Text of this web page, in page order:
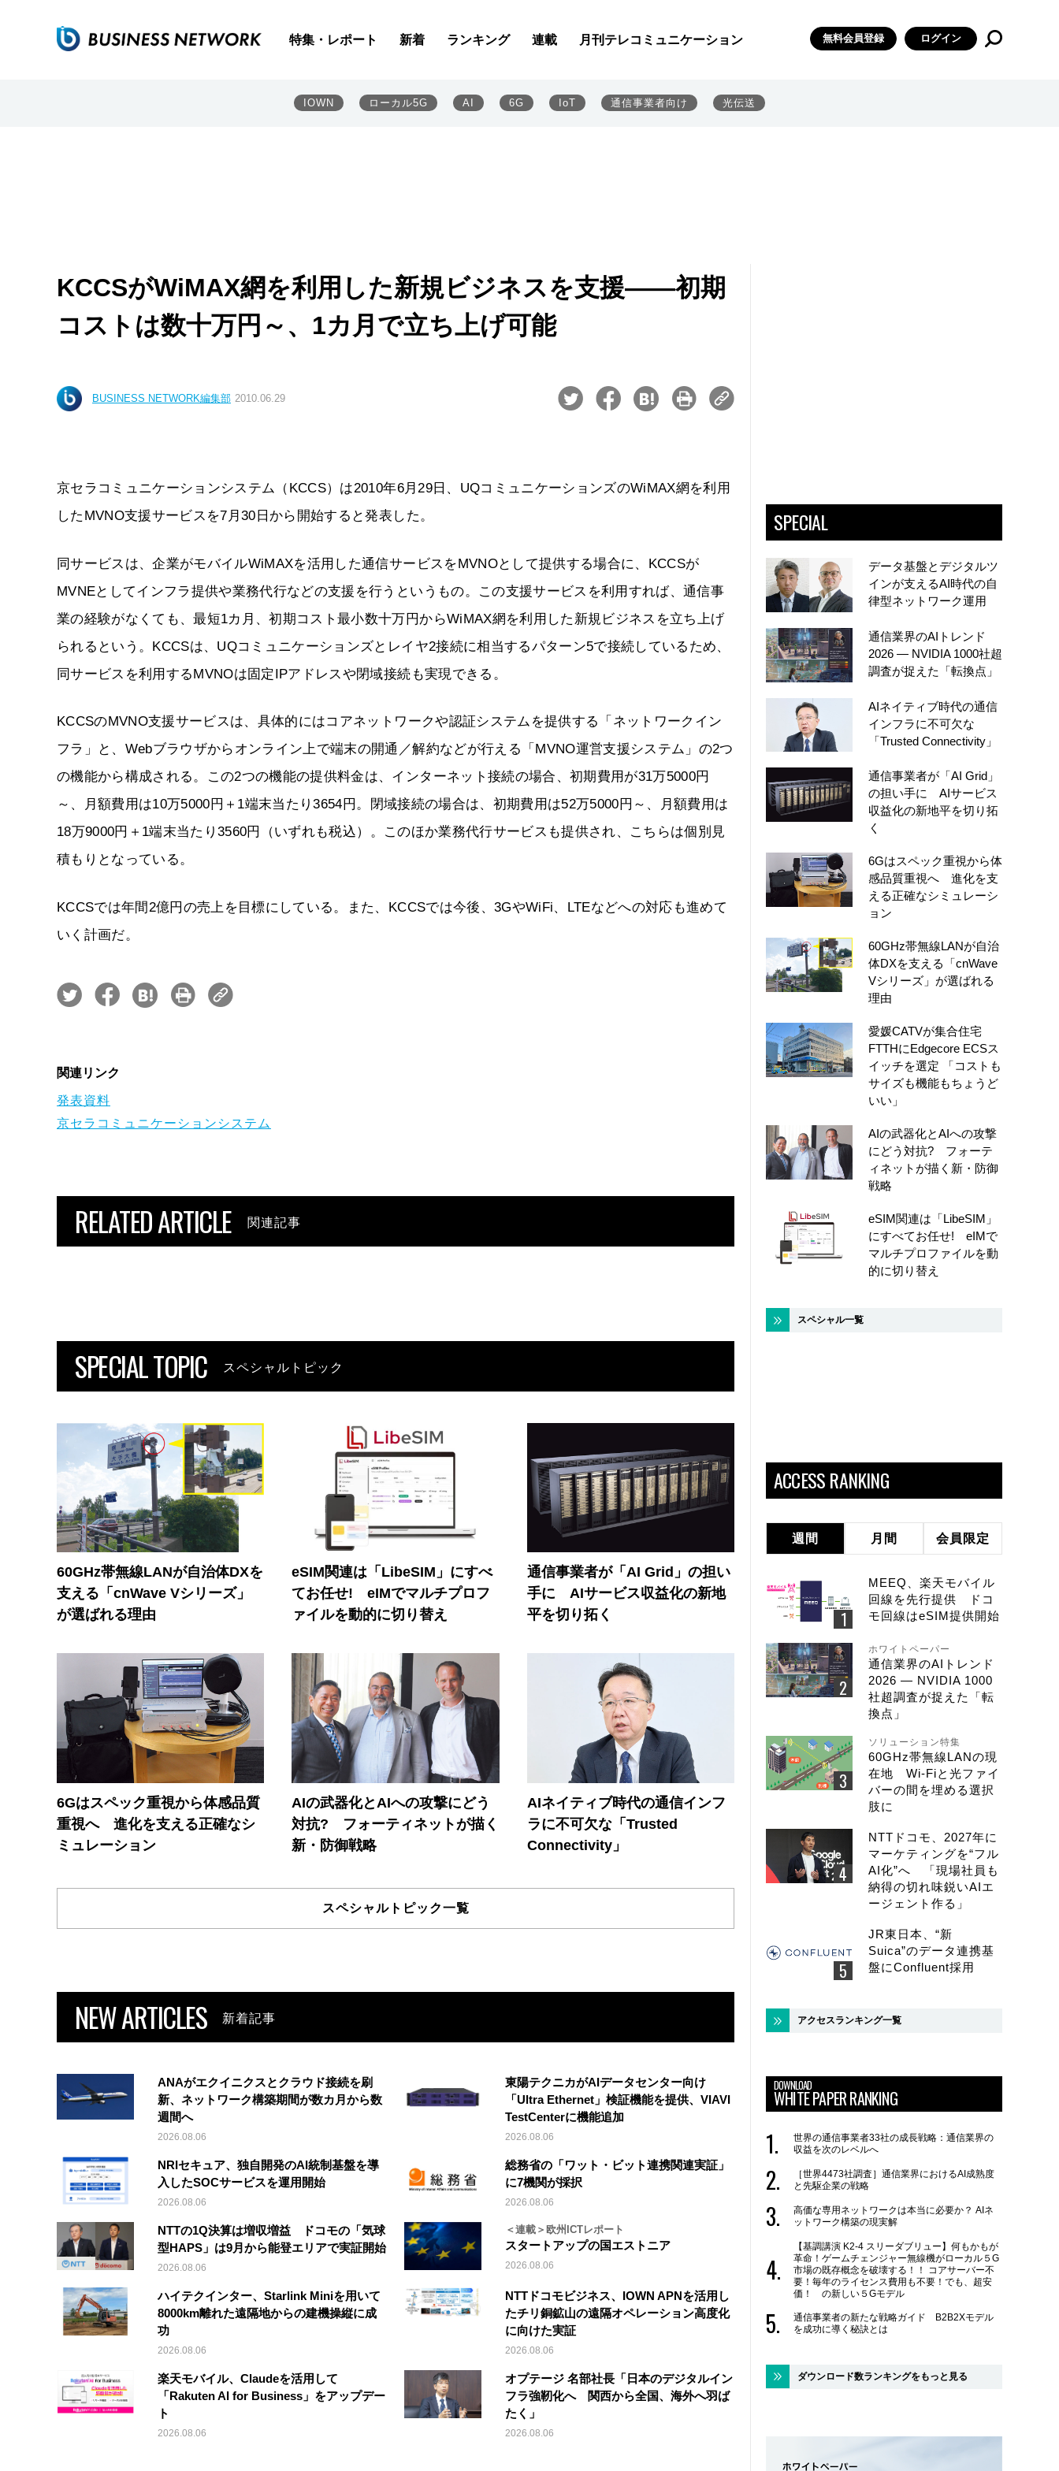
特集・レポート 新着 ランキング 連載 月刊テレコミュニケーション 無料会員登録 ログイン
IOWN ローカル5G AI 6G IoT 通信事業者向け 光伝送
KCCSがWiMAX網を利用した新規ビジネスを支援――初期
コストは数十万円～、1カ月で立ち上げ可能
BUSINESS NETWORK編集部 2010.06.29
京セラコミュニケーションシステム（KCCS）は2010年6月29日、UQコミュニケーションズのWiMAX網を利用
したMVNO支援サービスを7月30日から開始すると発表した。
同サービスは、企業がモバイルWiMAXを活用した通信サービスをMVNOとして提供する場合に、KCCSが
MVNEとしてインフラ提供や業務代行などの支援を行うというもの。この支援サービスを利用すれば、通信事
業の経験がなくても、最短1カ月、初期コスト最小数十万円からWiMAX網を利用した新規ビジネスを立ち上げ
られるという。KCCSは、UQコミュニケーションズとレイヤ2接続に相当するパターン5で接続しているため、
同サービスを利用するMVNOは固定IPアドレスや閉域接続も実現できる。
KCCSのMVNO支援サービスは、具体的にはコアネットワークや認証システムを提供する「ネットワークイン
フラ」と、Webブラウザからオンライン上で端末の開通／解約などが行える「MVNO運営支援システム」の2つ
の機能から構成される。この2つの機能の提供料金は、インターネット接続の場合、初期費用が31万5000円
～、月額費用は10万5000円＋1端末当たり3654円。閉域接続の場合は、初期費用は52万5000円～、月額費用は
18万9000円＋1端末当たり3560円（いずれも税込）。このほか業務代行サービスも提供され、こちらは個別見
積もりとなっている。
KCCSでは年間2億円の売上を目標にしている。また、KCCSでは今後、3GやWiFi、LTEなどへの対応も進めて
いく計画だ。
関連リンク
発表資料
京セラコミュニケーションシステム
RELATED ARTICLE 関連記事
SPECIAL TOPIC スペシャルトピック
60GHz帯無線LANが自治体DXを
支える「cnWave Vシリーズ」
が選ばれる理由
eSIM関連は「LibeSIM」にすべ
てお任せ! eIMでマルチプロフ
ァイルを動的に切り替え
通信事業者が「AI Grid」の担い
手に AIサービス収益化の新地
平を切り拓く
6Gはスペック重視から体感品質
重視へ 進化を支える正確なシ
ミュレーション
AIの武器化とAIへの攻撃にどう
対抗? フォーティネットが描く
新・防御戦略
AIネイティブ時代の通信インフ
ラに不可欠な「Trusted
Connectivity」
スペシャルトピック一覧
NEW ARTICLES 新着記事
ANAがエクイニクスとクラウド接続を刷
新、ネットワーク構築期間が数カ月から数
週間へ
2026.08.06
東陽テクニカがAIデータセンター向け
「Ultra Ethernet」検証機能を提供、VIAVI
TestCenterに機能追加
2026.08.06
NRIセキュア、独自開発のAI統制基盤を導
入したSOCサービスを運用開始
2026.08.06
総務省の「ワット・ビット連携関連実証」
に7機関が採択
2026.08.06
NTTの1Q決算は増収増益 ドコモの「気球
型HAPS」は9月から能登エリアで実証開始
2026.08.06
＜連載＞欧州ICTレポート
スタートアップの国エストニア
2026.08.06
ハイテクインター、Starlink Miniを用いて
8000km離れた遠隔地からの建機操縦に成
功
2026.08.06
NTTドコモビジネス、IOWN APNを活用し
たチリ銅鉱山の遠隔オペレーション高度化
に向けた実証
2026.08.06
楽天モバイル、Claudeを活用して
「Rakuten AI for Business」をアップデー
ト
2026.08.06
オプテージ 名部社長「日本のデジタルイン
フラ強靭化へ 関西から全国、海外へ羽ば
たく」
2026.08.06
SPECIAL
データ基盤とデジタルツ
インが支えるAI時代の自
律型ネットワーク運用
通信業界のAIトレンド
2026 ― NVIDIA 1000社超
調査が捉えた「転換点」
AIネイティブ時代の通信
インフラに不可欠な
「Trusted Connectivity」
通信事業者が「AI Grid」
の担い手に AIサービス
収益化の新地平を切り拓
く
6Gはスペック重視から体
感品質重視へ 進化を支
える正確なシミュレーシ
ョン
60GHz帯無線LANが自治
体DXを支える「cnWave
Vシリーズ」が選ばれる
理由
愛媛CATVが集合住宅
FTTHにEdgecore ECSス
イッチを選定 「コストも
サイズも機能もちょうど
いい」
AIの武器化とAIへの攻撃
にどう対抗? フォーテ
ィネットが描く新・防御
戦略
eSIM関連は「LibeSIM」
にすべてお任せ! eIMで
マルチプロファイルを動
的に切り替え
スペシャル一覧
ACCESS RANKING
週間 月間 会員限定
MEEQ、楽天モバイル
回線を先行提供 ドコ
モ回線はeSIM提供開始
ホワイトペーパー
通信業界のAIトレンド
2026 ― NVIDIA 1000
社超調査が捉えた「転
換点」
ソリューション特集
60GHz帯無線LANの現
在地 Wi-Fiと光ファイ
バーの間を埋める選択
肢に
NTTドコモ、2027年に
マーケティングを“フル
AI化”へ 「現場社員も
納得の切れ味鋭いAIエ
ージェント作る」
JR東日本、“新
Suica”のデータ連携基
盤にConfluent採用
アクセスランキング一覧
DOWNLOAD
WHITE PAPER RANKING
世界の通信事業者33社の成長戦略：通信業界の
収益を次のレベルへ
［世界4473社調査］通信業界におけるAI成熟度
と先駆企業の戦略
高価な専用ネットワークは本当に必要か？ AIネ
ットワーク構築の現実解
【基調講演 K2-4 スリーダブリュー】何もかもが
革命！ゲームチェンジャー無線機がローカル５G
市場の既存概念を破壊する！！ コアサーバー不
要！毎年のライセンス費用も不要！でも、超安
価！ の新しい５Gモデル
通信事業者の新たな戦略ガイド B2B2Xモデル
を成功に導く秘訣とは
ダウンロード数ランキングをもっと見る